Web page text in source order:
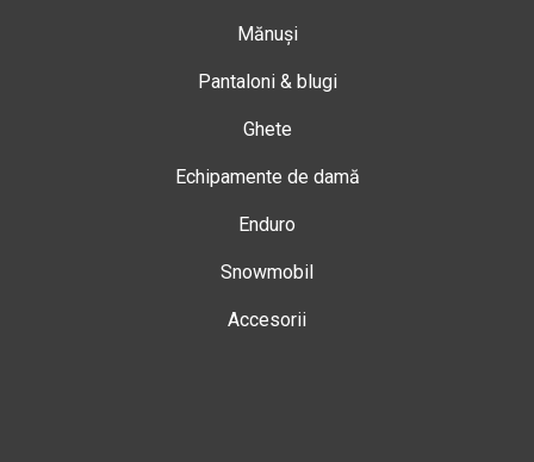
Mănuși
Pantaloni & blugi
Ghete
Echipamente de damă
Enduro
Snowmobil
Accesorii